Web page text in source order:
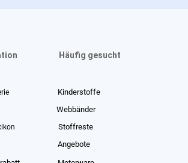
Häufig gesucht
Kinderstoffe
Webbänder
Stoffreste
Angebote